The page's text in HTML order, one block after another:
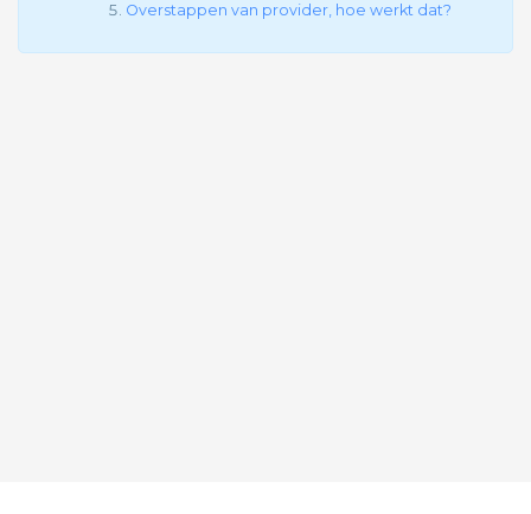
Overstappen van provider, hoe werkt dat?